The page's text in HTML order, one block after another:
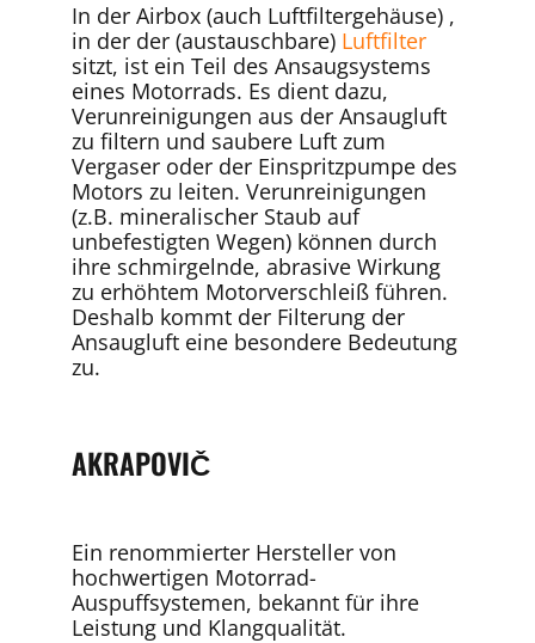
In der Airbox (auch Luftfiltergehäuse) ,
in der der (austauschbare) Luftfilter
sitzt, ist ein Teil des Ansaugsystems
eines Motorrads. Es dient dazu,
Verunreinigungen aus der Ansaugluft
zu filtern und saubere Luft zum
Vergaser oder der Einspritzpumpe des
Motors zu leiten. Verunreinigungen
(z.B. mineralischer Staub auf
unbefestigten Wegen) können durch
ihre schmirgelnde, abrasive Wirkung
zu erhöhtem Motorverschleiß führen.
Deshalb kommt der Filterung der
Ansaugluft eine besondere Bedeutung
zu.
AKRAPOVIČ
Ein renommierter Hersteller von
hochwertigen Motorrad-
Auspuffsystemen, bekannt für ihre
Leistung und Klangqualität.